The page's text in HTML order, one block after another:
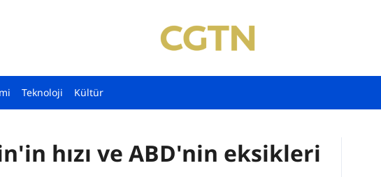
Teknoloji Kültür
hızı ve ABD'nin eksikleri